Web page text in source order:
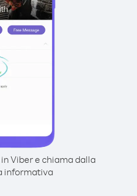
Viber e chiama dalla
informativa